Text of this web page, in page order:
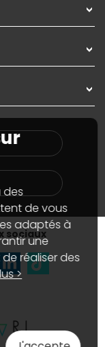
sociaux
des
de vous
adaptés à
une
réaliser des
>